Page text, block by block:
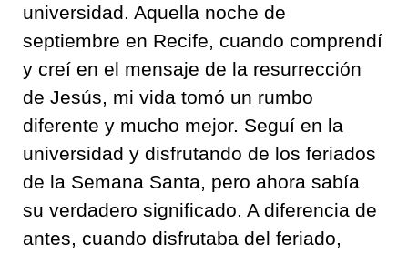
universidad. Aquella noche de
septiembre en Recife, cuando comprendí
y creí en el mensaje de la resurrección
de Jesús, mi vida tomó un rumbo
diferente y mucho mejor. Seguí en la
universidad y disfrutando de los feriados
de la Semana Santa, pero ahora sabía
su verdadero significado. A diferencia de
antes, cuando disfrutaba del feriado,